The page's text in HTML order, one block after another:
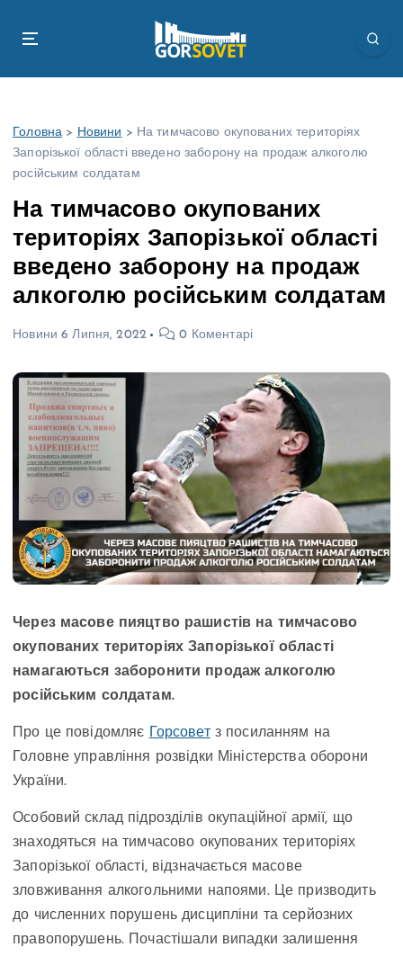
Головна > Новини > На тимчасово окупованих територіях
Запорізької області введено заборону на продаж алкоголю
російським солдатам
На тимчасово окупованих
територіях Запорізької області
введено заборону на продаж
алкоголю російським солдатам
Новини 6 Липня, 2022 0 Коментарі
Через масове пияцтво рашистів на тимчасово
окупованих територіях Запорізької області
намагаються заборонити продаж алкоголю
російським солдатам.
Про це повідомляє Горсоветз посиланням на
Головне управління розвідки Міністерства оборони
України.
Особовий склад підрозділів окупаційної армії, що
знаходяться на тимчасово окупованих територіях
Запорізької області, відзначається масове
зловживання алкогольними напоями. Це призводить
до численних порушень дисципліни та серйозних
правопорушень. Почастішали випадки залишення